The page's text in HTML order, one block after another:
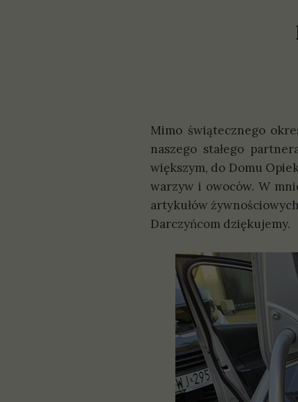
Mimo świątecznego
naszego stałego
większym, do Domu
warzyw i owoców. W
artykułów
Darczyńcom dziękujemy.